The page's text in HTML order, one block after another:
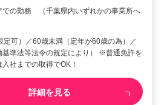
での勤務 （千葉県内いずれかの事業所へ
定可）／60歳未満（定年が60歳の為）／
準法等法令の規定により） ※普通免許を
社までの取得でOK！
詳細を見る